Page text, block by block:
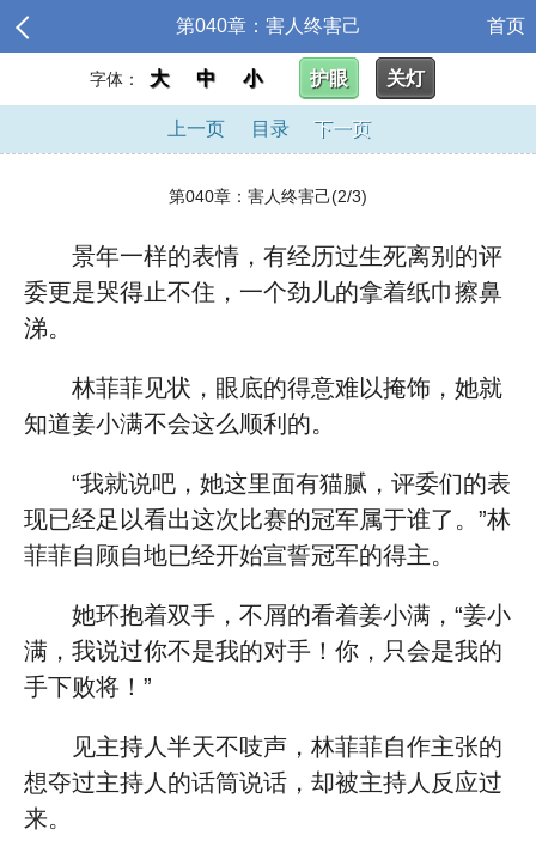
第040章：害人终害己 首页
字体： 大 中 小 护眼 关灯
上一页 目录 下一页
第040章：害人终害己(2/3)
景年一样的表情，有经历过生死离别的评
委更是哭得止不住，一个劲儿的拿着纸巾擦鼻
涕。
林菲菲见状，眼底的得意难以掩饰，她就
知道姜小满不会这么顺利的。
“我就说吧，她这里面有猫腻，评委们的表
现已经足以看出这次比赛的冠军属于谁了。”林
菲菲自顾自地已经开始宣誓冠军的得主。
她环抱着双手，不屑的看着姜小满，“姜小
满，我说过你不是我的对手！你，只会是我的
手下败将！”
见主持人半天不吱声，林菲菲自作主张的
想夺过主持人的话筒说话，却被主持人反应过
来。